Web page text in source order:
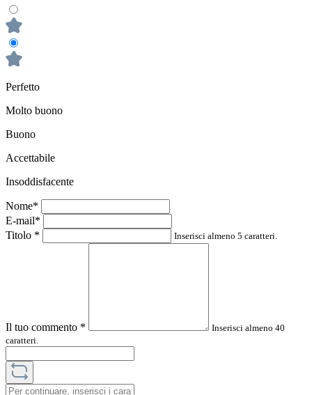
Perfetto
Molto buono
Buono
Accettabile
Insoddisfacente
Nome*
E-mail*
Titolo * Inserisci almeno 5 caratteri.
Il tuo commento *
Inserisci almeno 40
caratteri.